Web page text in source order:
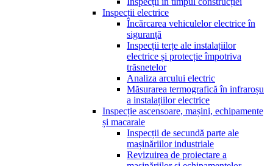
Inspecții electrice
Încărcarea vehiculelor electrice în
siguranță
Inspecții terțe ale instalațiilor
electrice și protecție împotriva
trăsnetelor
Analiza arcului electric
Măsurarea termografică în infraroșu
a instalațiilor electrice
Inspecție ascensoare, mașini, echipamente
și macarale
Inspecții de secundă parte ale
mașinăriilor industriale
Revizuirea de proiectare a